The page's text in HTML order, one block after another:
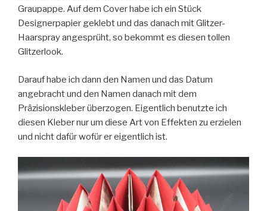
Graupappe. Auf dem Cover habe ich ein Stück
Designerpapier geklebt und das danach mit Glitzer-
Haarspray angesprüht, so bekommt es diesen tollen
Glitzerlook.
Darauf habe ich dann den Namen und das Datum
angebracht und den Namen danach mit dem
Präzisionskleber überzogen. Eigentlich benutzte ich
diesen Kleber nur um diese Art von Effekten zu erzielen
und nicht dafür wofür er eigentlich ist.